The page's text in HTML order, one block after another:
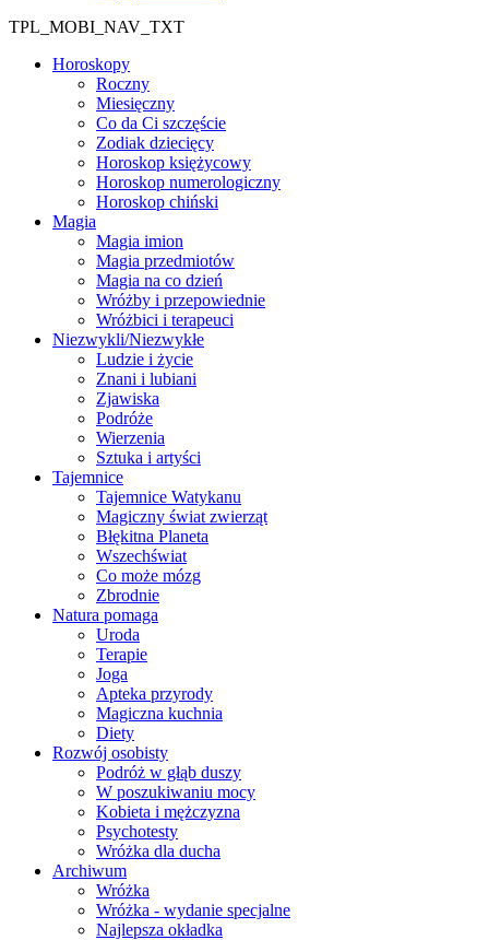
TPL_MOBI_NAV_TXT
Horoskopy
Roczny
Miesięczny
Co da Ci szczęście
Zodiak dziecięcy
Horoskop księżycowy
Horoskop numerologiczny
Horoskop chiński
Magia
Magia imion
Magia przedmiotów
Magia na co dzień
Wróżby i przepowiednie
Wróżbici i terapeuci
Niezwykli/Niezwykłe
Ludzie i życie
Znani i lubiani
Zjawiska
Podróże
Wierzenia
Sztuka i artyści
Tajemnice
Tajemnice Watykanu
Magiczny świat zwierząt
Błękitna Planeta
Wszechświat
Co może mózg
Zbrodnie
Natura pomaga
Uroda
Terapie
Joga
Apteka przyrody
Magiczna kuchnia
Diety
Rozwój osobisty
Podróż w głąb duszy
W poszukiwaniu mocy
Kobieta i mężczyzna
Psychotesty
Wróżka dla ducha
Archiwum
Wróżka
Wróżka - wydanie specjalne
Najlepsza okładka